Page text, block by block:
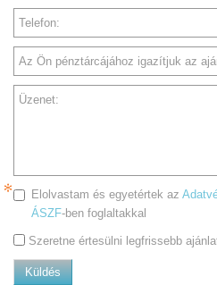
Telefon:
Az Ön pénztárcájához igazítjuk az
Üzenet:
Elolvastam és egyetértek az
ÁSZF-ben foglaltakkal
Szeretne értesülni legfrissebb
Küldés